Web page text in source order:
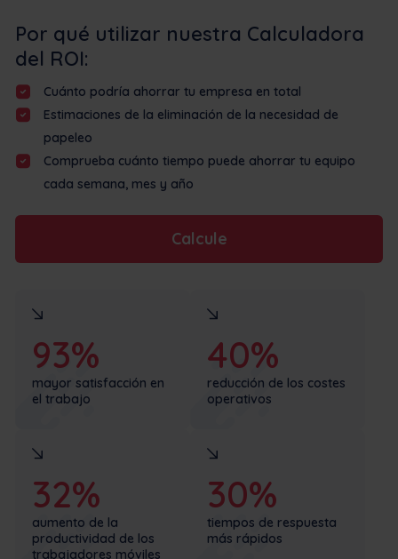
Por qué utilizar nuestra Calculadora
del ROI:
Cuánto podría ahorrar tu empresa en total
Estimaciones de la eliminación de la necesidad de
papeleo
Comprueba cuánto tiempo puede ahorrar tu equipo
cada semana, mes y año
Calcule
93%
mayor satisfacción en
el trabajo
40%
reducción de los costes
operativos
32%
aumento de la
productividad de los
trabajadores móviles
30%
tiempos de respuesta
más rápidos